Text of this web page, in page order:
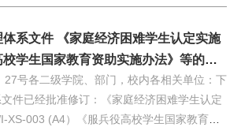
成时限，同步落实临时防控措施，并及时上
月9日）学校将组建安全专项检查工作组，
，对各二级学院、部门安全自查及隐患整改
查重点聚焦隐患排查整治成效、安全
个专业立项为2026年度校级卓越专业建设项
级内涵建设项目管理，同步下达专项建设经
专项建设。请各相关立项建设单位按照建设要
），确保项目高质量完成，并将卓越专业建
附件3）提交至教务处。特此通知。附件:
系文件 《家庭经济困难学生认定实施
学生国家教育资助实施办法》等的通
27号各二级学院、部门，校内各相关单位：下
件已经批准修订：《家庭经济困难学生认定
XS-003 (A4）《服兵役高校学生国家教育资